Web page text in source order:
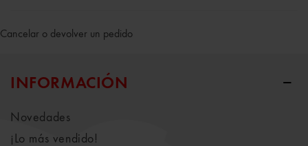
Cancelar o devolver un pedido
INFORMACIÓN
Novedades
¡Lo más vendido!